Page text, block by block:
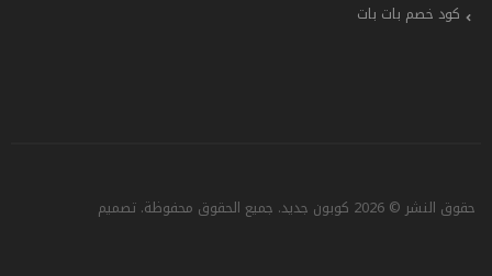
كود خصم بات بات
حقوق النشر © 2026 كوبون جديد. جميع الحقوق محفوظة. تصميم